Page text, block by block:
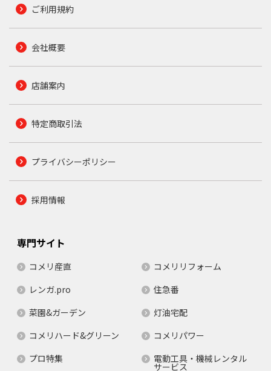
ご利用規約
会社概要
店舗案内
特定商取引法
プライバシーポリシー
採用情報
専門サイト
コメリ産直
コメリリフォーム
レンガ.pro
住急番
菜園&ガーデン
灯油宅配
コメリハード&グリーン
コメリパワー
プロ特集
電動工具・機械レンタル
サービス